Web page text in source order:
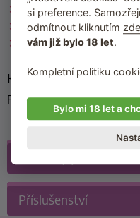
Wine Red by Liebe Seele
Liebe Seele
Důtky
Kód produktu
FG-80517BG
Příslušenství
si preference.
odmítnout kliknutím zde
vám již bylo 18 let.
Kompletní politiku
Bylo mi 18 let a